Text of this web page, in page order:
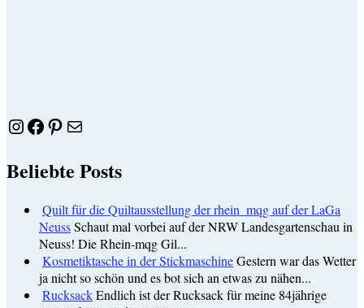
Instagram
Facebook
Pinterest
E-Mail
Beliebte Posts
Quilt für die Quiltausstellung der rhein_mqg auf der LaGa
NeussSchaut mal vorbei auf der NRW Landesgartenschau in
Neuss! Die Rhein-mqg Gil...
Kosmetiktasche in der StickmaschineGestern war das Wetter
ja nicht so schön und es bot sich an etwas zu nähen...
RucksackEndlich ist der Rucksack für meine 84jährige